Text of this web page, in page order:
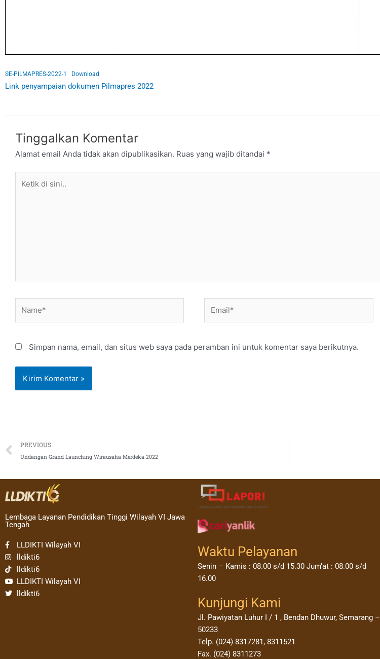
SE-PILMAPRES-2022-1 Download
Link penyampaian dokumen Pilmapres 2022
Tinggalkan Komentar
Alamat email Anda tidak akan dipublikasikan. Ruas yang wajib ditandai *
Simpan nama, email, dan situs web saya pada peramban ini untuk komentar saya berikutnya.
Prev
PREVIOUS
Undangan Grand Launching Wirausaha Merdeka 2022
Lembaga Layanan Pendidikan Tinggi Wilayah VI Jawa
Tengah
LLDIKTI Wilayah VI
lldikti6
lldikti6
LLDIKTI Wilayah VI
lldikti6
Waktu Pelayanan
Senin – Kamis : 08.00 s/d 15.30 Jum’at : 08.00 s/d
16.00
Kunjungi Kami
Jl. Pawiyatan Luhur I / 1 , Bendan Dhuwur, Semarang –
50233
Telp. (024) 8317281, 8311521
Fax. (024) 8311273